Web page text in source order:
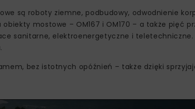
są roboty ziemne, podbudowy, odwodnienie
mostowe – OM167 i OM170 – a także pięć
sanitarne, elektroenergetyczne i teletechniczne.
bez istotnych opóźnień – także dzięki